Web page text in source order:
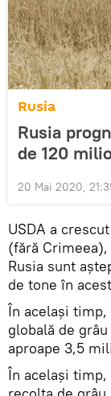
Rusia
Rusia
de 120
20 Mai 2020,
USDA a
(fără
Rusia sunt
de tone în
În același
globală de
aproape 3,5
În același timp,